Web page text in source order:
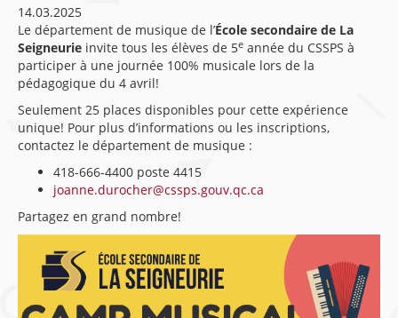
14.03.2025
Le département de musique de l’École secondaire de La
Seigneurie invite tous les élèves de 5e année du CSSPS à
participer à une journée 100% musicale lors de la
pédagogique du 4 avril!
Seulement 25 places disponibles pour cette expérience
unique! Pour plus d’informations ou les inscriptions,
contactez le département de musique :
418-666-4400 poste 4415
joanne.durocher@cssps.gouv.qc.ca
Partagez en grand nombre!